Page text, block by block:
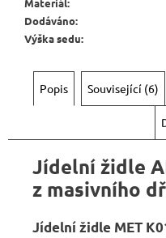
Dodáváno:
Výška sedu:
Popis Související (6)
Jídelní židle
z masivního
Jídelní židle MET
720
Kč